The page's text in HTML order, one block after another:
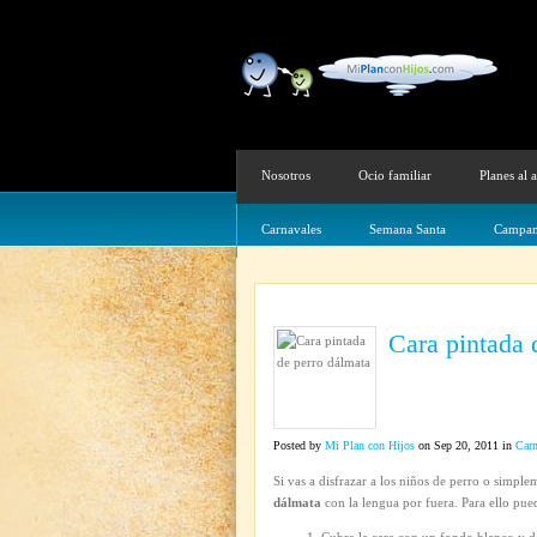
Nosotros Ocio familiar Planes al
Carnavales Semana Santa
Cara pintada
Posted by Mi Plan con Hijos on Sep 20, 2011 in
Si vas a disfrazar a los niños de perro o
dálmata con la lengua por fuera. Para ello